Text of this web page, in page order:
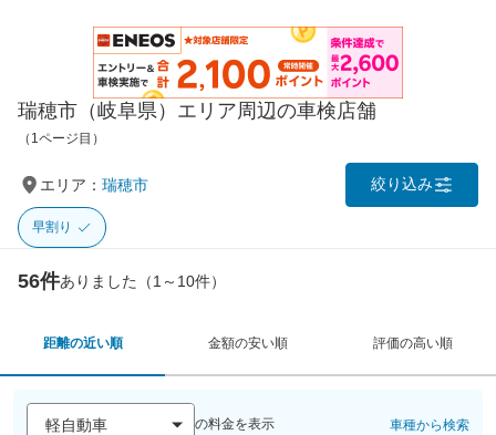
瑞穂市（岐阜県）エリア周辺の車検店舗
（1ページ目）
エリア： 瑞穂市 絞り込み
早割り
56件ありました（1～10件）
距離の近い順 金額の安い順 評価の高い順
の料金を表示 車種から検索